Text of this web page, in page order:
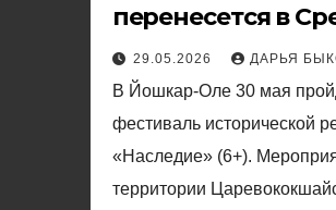
перенесется в
29.05.2026 ДАРЬЯ
В Йошкар-Оле 30 мая
фестиваль исторической
«Наследие» (6+).
территории